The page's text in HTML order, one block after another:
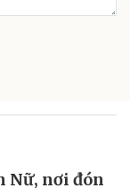
Nữ, nơi đón